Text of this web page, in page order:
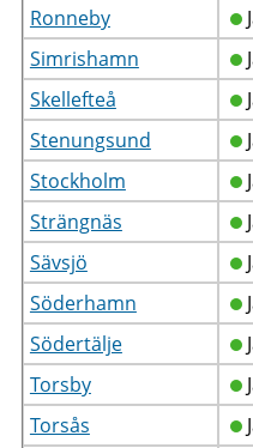
Ronneby
Simrishamn
Skellefteå
Stenungsund
Stockholm
Strängnäs
Sävsjö
Söderhamn
Södertälje
Torsby
Torsås